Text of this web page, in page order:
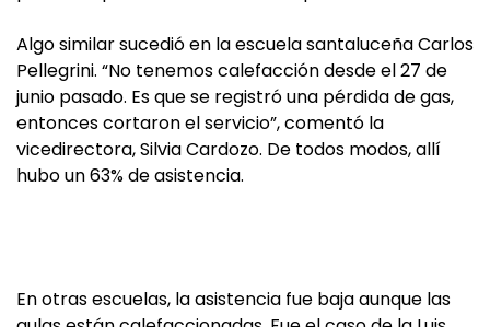
Algo similar sucedió en la escuela santaluceña Carlos
Pellegrini. “No tenemos calefacción desde el 27 de
junio pasado. Es que se registró una pérdida de gas,
entonces cortaron el servicio”, comentó la
vicedirectora, Silvia Cardozo. De todos modos, allí
hubo un 63% de asistencia.
En otras escuelas, la asistencia fue baja aunque las